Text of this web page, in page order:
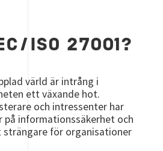
ISO 27001?
värld är intrång i
ett växande hot.
och intressenter har
på informationssäkerhet och
strängare för organisationer